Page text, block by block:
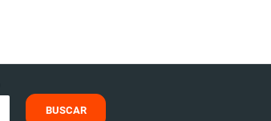
BUSCAR